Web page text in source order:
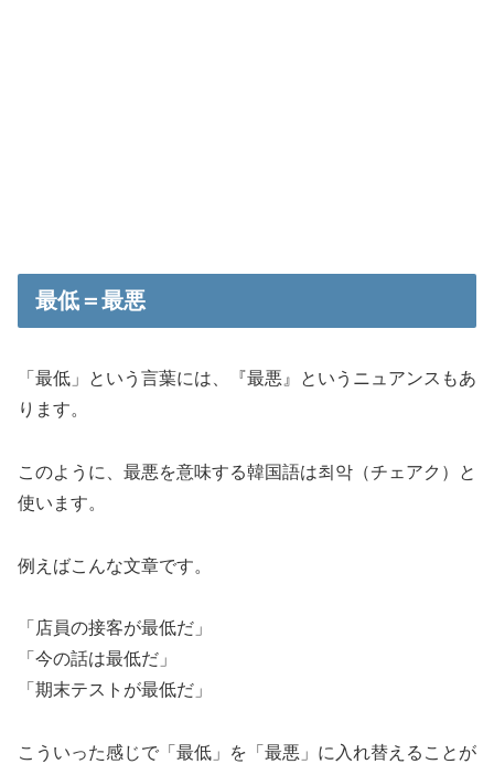
最低＝最悪
「最低」という言葉には、 『最悪』
というニュアンスもあ
ります。
このように、最悪を意味する韓国語は최악（チェアク）と
使います。
例えばこんな文章です。
「店員の接客が最低だ」
「今の話は最低だ」
「期末テストが最低だ」
こういった感じで「最低」を「最悪」に入れ替えることが